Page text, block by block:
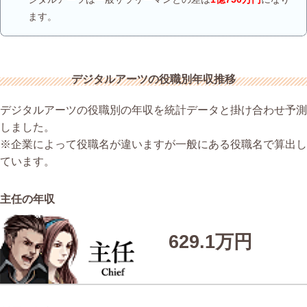
ます。
デジタルアーツの役職別年収推移
デジタルアーツの役職別の年収を統計データと掛け合わせ予測
しました。
※企業によって役職名が違いますが一般にある役職名で算出し
ています。
主任の年収
629.1万円